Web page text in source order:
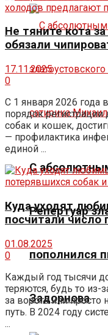
С
Репертуар
пополнился
Задорнова
Не тяните кота
обязали
17.11.2025
0
С 1 января 2026 года
порядок
собак и кошек,
— профилактика
единой ...
Куда уходят
посчитали число
01.08.2025
0
Каждый год тысячи
теряются, будь то из-
за ворота или
путь. В 2024 году
...